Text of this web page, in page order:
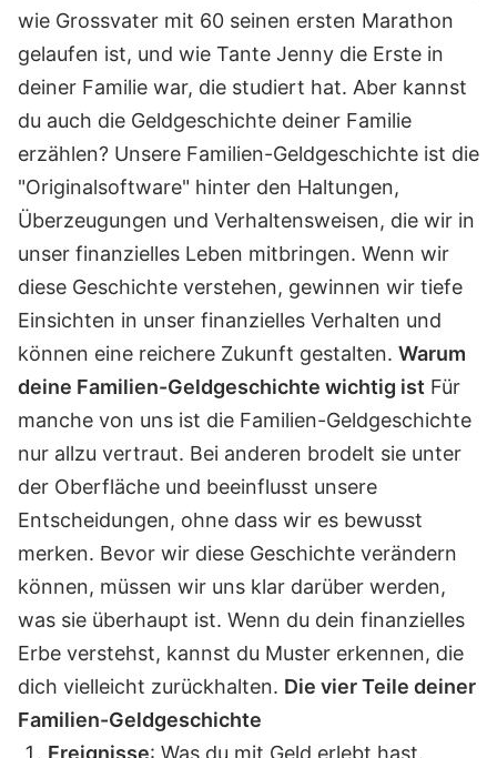
wie Grossvater mit 60 seinen ersten Marathon
gelaufen ist, und wie Tante Jenny die Erste in
deiner Familie war, die studiert hat. Aber kannst
du auch die Geldgeschichte deiner Familie
erzählen? Unsere Familien-Geldgeschichte ist die
"Originalsoftware" hinter den Haltungen,
Überzeugungen und Verhaltensweisen, die wir in
unser finanzielles Leben mitbringen. Wenn wir
diese Geschichte verstehen, gewinnen wir tiefe
Einsichten in unser finanzielles Verhalten und
können eine reichere Zukunft gestalten. Warum
deine Familien-Geldgeschichte wichtig ist Für
manche von uns ist die Familien-Geldgeschichte
nur allzu vertraut. Bei anderen brodelt sie unter
der Oberfläche und beeinflusst unsere
Entscheidungen, ohne dass wir es bewusst
merken. Bevor wir diese Geschichte verändern
können, müssen wir uns klar darüber werden,
was sie überhaupt ist. Wenn du dein finanzielles
Erbe verstehst, kannst du Muster erkennen, die
dich vielleicht zurückhalten. Die vier Teile deiner
Familien-Geldgeschichte
Ereignisse: Was du mit Geld erlebt hast.